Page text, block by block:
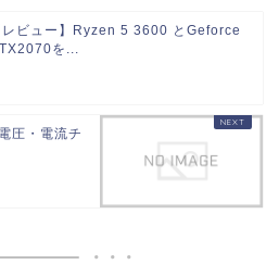
レビュー】Ryzen 5 3600 とGeforce
を...
圧・電流チ